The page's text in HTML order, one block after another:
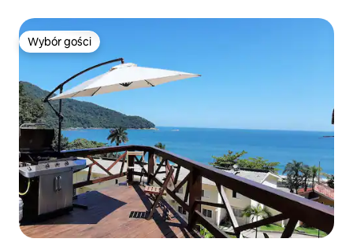
Wybór gości
Wybór gości